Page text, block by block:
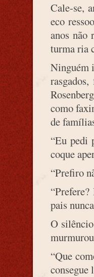
Cale-se,
eco
anos não
turma ria
Ninguém
como
de
“Eu pedi
coque
“Prefiro
pais
O
“Que
consegue